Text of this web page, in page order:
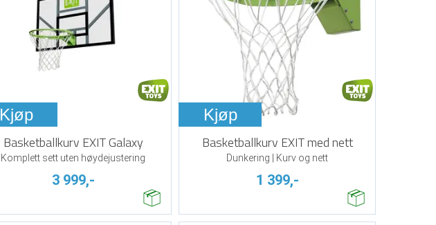
Kjøp
Basketballkurv EXIT Galaxy
Komplett sett uten høydejustering
3 999,-
Kjøp
Basketballkurv EXIT med nett
Dunkering | Kurv og nett
1 399,-